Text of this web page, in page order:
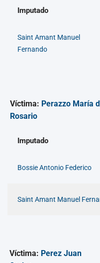
Imputado
Saint Amant Manuel
Fernando
Víctima: Perazzo María
Rosario
Imputado
Bossie Antonio Federico
Saint Amant Manuel
Víctima: Perez Juan